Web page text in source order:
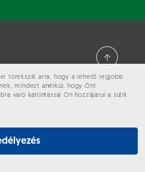
törekszik arra, hogy a lehető legjobb
mindezt anélkül, hogy Önt
való kattintással Ön hozzájárul a sütik